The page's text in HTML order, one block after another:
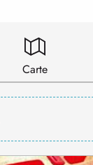
Carte